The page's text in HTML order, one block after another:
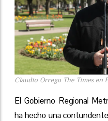
Claudio Orrego The Times en
El Gobierno Regional
ha hecho una